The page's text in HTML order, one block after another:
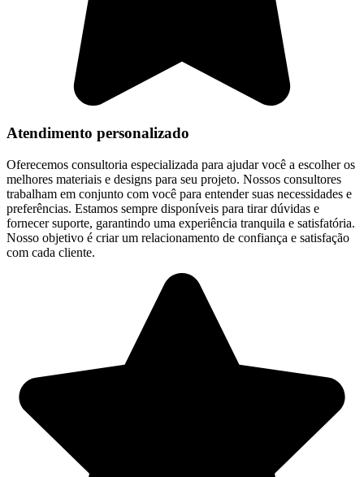
Atendimento personalizado
Oferecemos consultoria especializada para ajudar você a escolher os
melhores materiais e designs para seu projeto. Nossos consultores
trabalham em conjunto com você para entender suas necessidades e
preferências. Estamos sempre disponíveis para tirar dúvidas e
fornecer suporte, garantindo uma experiência tranquila e satisfatória.
Nosso objetivo é criar um relacionamento de confiança e satisfação
com cada cliente.